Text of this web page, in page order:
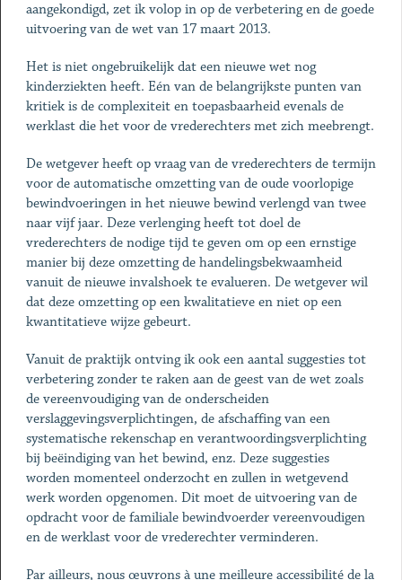
aangekondigd, zet ik volop in op de verbetering en de goede
uitvoering van de wet van 17 maart 2013.
Het is niet ongebruikelijk dat een nieuwe wet nog
kinderziekten heeft. Eén van de belangrijkste punten van
kritiek is de complexiteit en toepasbaarheid evenals de
werklast die het voor de vrederechters met zich meebrengt.
De wetgever heeft op vraag van de vrederechters de termijn
voor de automatische omzetting van de oude voorlopige
bewindvoeringen in het nieuwe bewind verlengd van twee
naar vijf jaar. Deze verlenging heeft tot doel de
vrederechters de nodige tijd te geven om op een ernstige
manier bij deze omzetting de handelingsbekwaamheid
vanuit de nieuwe invalshoek te evalueren. De wetgever wil
dat deze omzetting op een kwalitatieve en niet op een
kwantitatieve wijze gebeurt.
Vanuit de praktijk ontving ik ook een aantal suggesties tot
verbetering zonder te raken aan de geest van de wet zoals
de vereenvoudiging van de onderscheiden
verslaggevingsverplichtingen, de afschaffing van een
systematische rekenschap en verantwoordingsverplichting
bij beëindiging van het bewind, enz. Deze suggesties
worden momenteel onderzocht en zullen in wetgevend
werk worden opgenomen. Dit moet de uitvoering van de
opdracht voor de familiale bewindvoerder vereenvoudigen
en de werklast voor de vrederechter verminderen.
Par ailleurs, nous œuvrons à une meilleure accessibilité de la